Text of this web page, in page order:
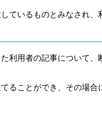
ているものとみなされ、
利用者の記事について
ることができ、その場